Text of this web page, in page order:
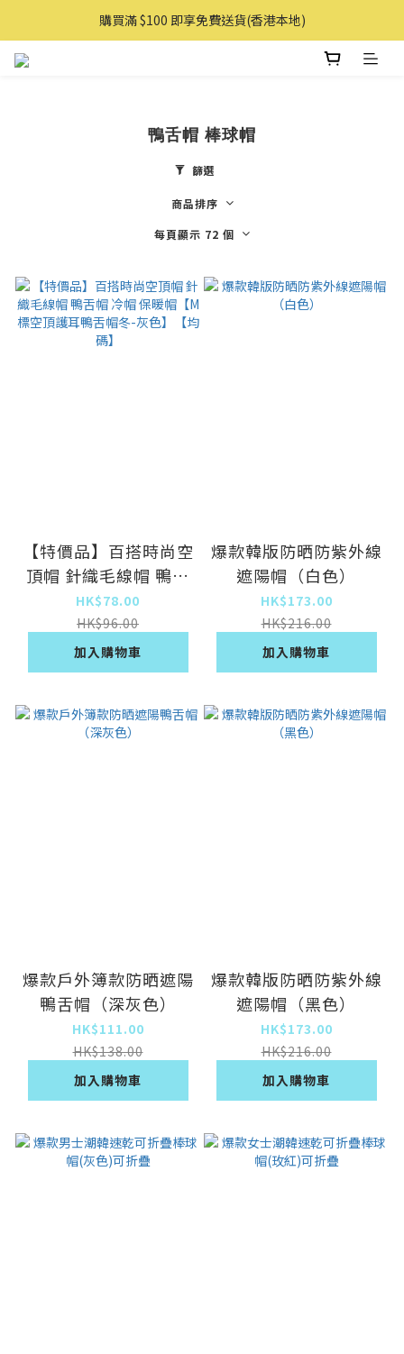
購買滿 $100 即享免費送貨(香港本地)
購買滿 $100 即享免費送貨(香港本地)
鴨舌帽 棒球帽
篩選
商品排序
每頁顯示 72 個
【特價品】百搭時尚空
頂帽 針織毛線帽 鴨舌
帽 冷帽 保暖帽【M標
空頂護耳鴨舌帽冬-灰
色】【均碼】
HK$78.00
HK$96.00
加入購物車
爆款韓版防晒防紫外線
遮陽帽（白色）
HK$173.00
HK$216.00
加入購物車
爆款戶外簿款防晒遮陽
鴨舌帽（深灰色）
HK$111.00
HK$138.00
加入購物車
爆款韓版防晒防紫外線
遮陽帽（黑色）
HK$173.00
HK$216.00
加入購物車